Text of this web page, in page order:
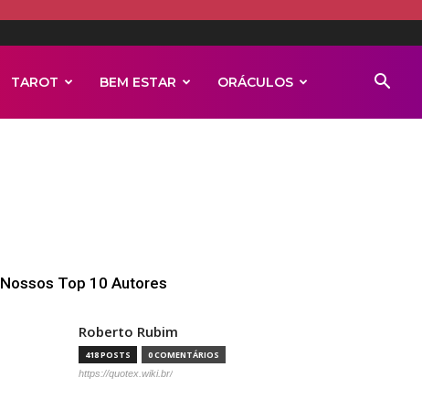
TAROT BEM ESTAR ORÁCULOS
Nossos Top 10 Autores
Roberto Rubim
418 POSTS 0 COMENTÁRIOS
https://quotex.wiki.br/